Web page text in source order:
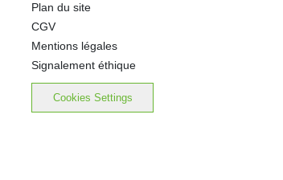
Plan du site
CGV
Mentions légales
Signalement éthique
Cookies Settings